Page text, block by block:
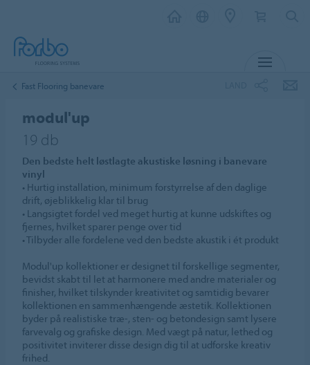
Fast Flooring banevare
modul'up
19 db
Den bedste helt løstlagte akustiske løsning i banevare
vinyl
• Hurtig installation, minimum forstyrrelse af den daglige
drift, øjeblikkelig klar til brug
• Langsigtet fordel ved meget hurtig at kunne udskiftes og
fjernes, hvilket sparer penge over tid
• Tilbyder alle fordelene ved den bedste akustik i ét produkt
Modul'up kollektioner er designet til forskellige segmenter,
bevidst skabt til let at harmonere med andre materialer og
finisher, hvilket tilskynder kreativitet og samtidig bevarer
kollektionen en sammenhængende æstetik. Kollektionen
byder på realistiske træ-, sten- og betondesign samt lysere
farvevalg og grafiske design. Med vægt på natur, lethed og
positivitet inviterer disse design dig til at udforske kreativ
frihed.